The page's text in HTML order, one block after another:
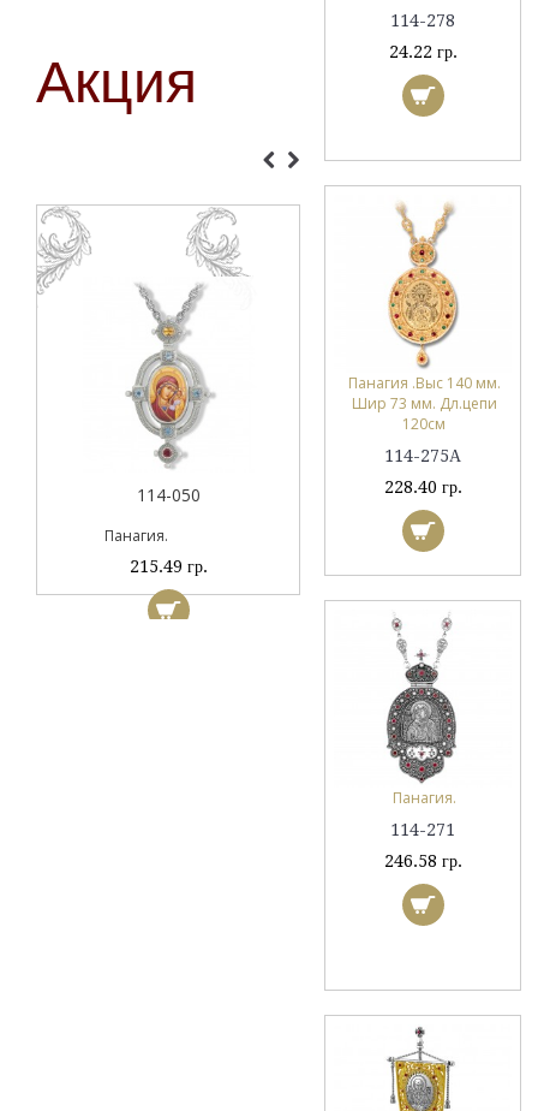
Акция
114-050
Панагия.
215.49 гр.
114-194Б
89.57 гр.
114-278
24.22 гр.
Панагия .Выс 140 мм.
Шир 73 мм. Дл.цепи
120см
114-275А
228.40 гр.
Панагия.
114-271
246.58 гр.